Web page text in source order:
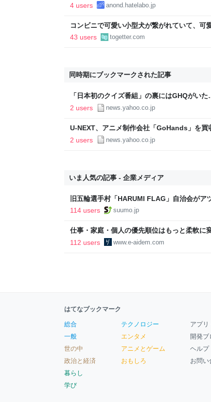
4 users
anond.hatelabo.jp
コンビニで可愛い小型犬が繋がれていて、可
子連れの母親がやってきて、子供が「可愛い
43 users togetter.com
同時期にブックマークされた記事
「日本初のクイズ番組」の裏にはGHQがい
きない「斬新すぎる設問」とその答え（プレ
2 users news.yahoo.co.jp
U-NEXT、アニメ制作会社「GoHands」を買
自社IPアニメ化も想定の動き（オタク総研） -
2 users news.yahoo.co.jp
いま人気の記事 - 企業メディア
旧五輪選手村「HARUMI FLAG」自治会がア
ルで挑む、盆踊り2万人集客や交通改善など“
114 users suumo.jp
仕事・家庭・個人の優先順位はもっと柔軟に
後の自分に伝えたいこと - りっすん by イーア
112 users www.e-aidem.com
はてなブックマーク
総合
一般
世の中
政治と経済
暮らし
学び
テクノロジー
エンタメ
アニメとゲーム
おもしろ
アプリ
開発ブ
ヘルプ
お問い